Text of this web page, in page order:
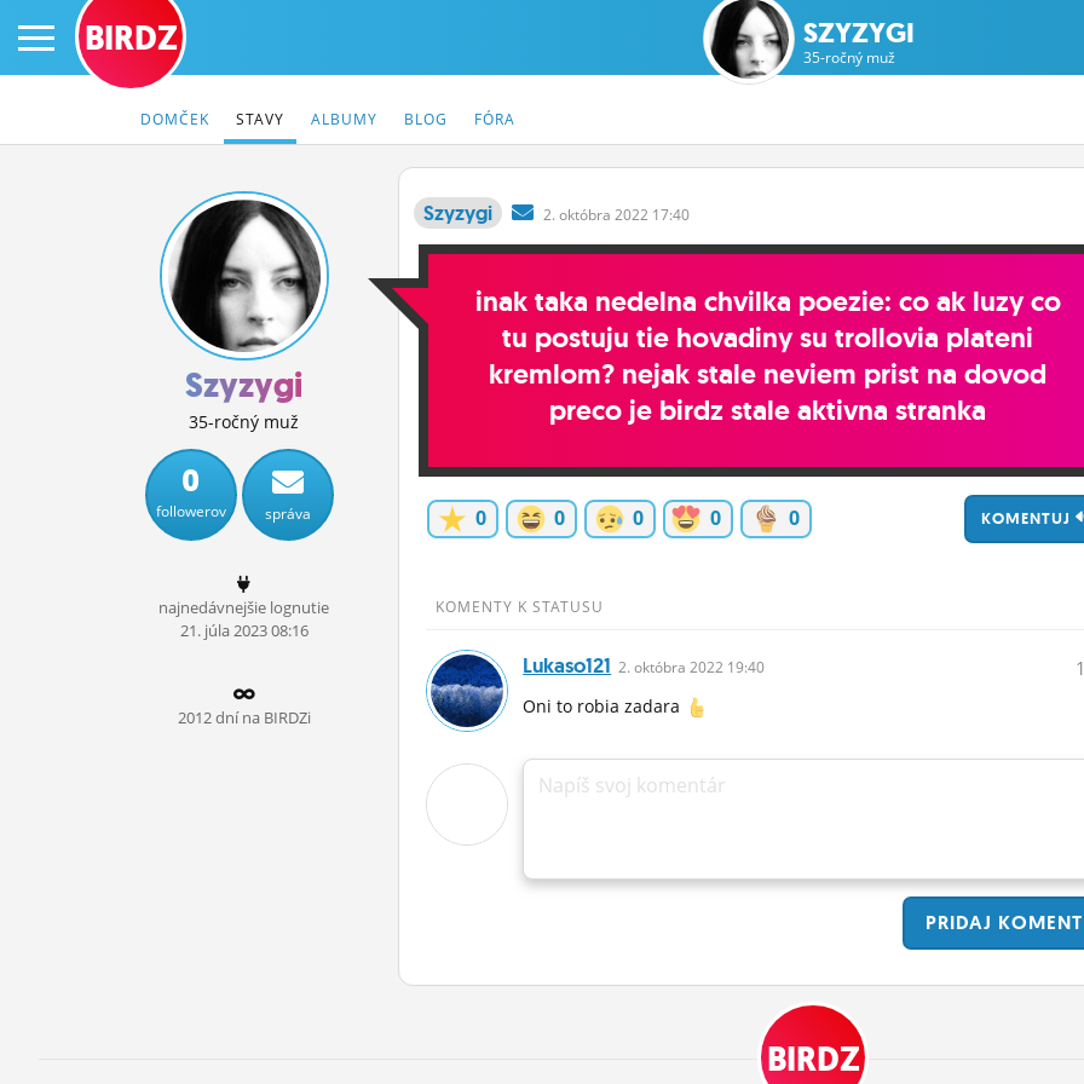
PRIHLÁS SA
ČINŽIAK
FÓRUM
STATUSY
BLOGY
OBRÁZKY
MÔJ PROFIL
ROLETA
BIRDZ SZYZYGI
35-ročný muž
DOMČEK STAVY ALBUMY BLOG FÓRA
Szyzygi
35-ročný muž
0
followerov správa
najnedávnejšie lognutie
21. júla2023 08:16
2012 dní na BIRDZi
Szyzygi 2.októbra 2022 17:40
inak taka nedelna chvilka poezie: co ak luzy co
tu postuju tie hovadiny su trollovia plateni
kremlom? nejak stale neviem prist na dovod
preco je birdz stale aktivna stranka
0 0 0 0 0 KOMENTUJ
KOMENTY K STATUSU
Lukaso121 2.októbra 2022 19:40
Oni to robia zadara
Napíš svoj komentár
PRIDAJ KOMENT
BIRDZ